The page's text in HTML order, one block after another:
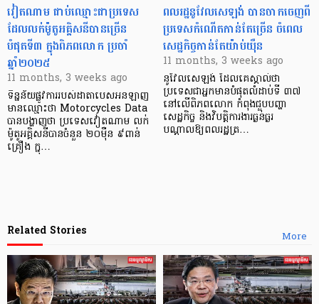
វៀតណាម ជាប់ឈ្មោះជាប្រទេស
ដែលលក់ម៉ូតូអគ្គិសនីបានច្រើន
បំផុតទី៣ ក្នុងពិភពលោក ប្រចាំ
ឆ្នាំ២០២៥
11 months, 3 weeks ago
ទិន្នន័យផ្លូវការរបស់ដាតាបេសអនឡាញ
មានឈ្មោះថា Motorcycles Data
បានបង្ហាញថា ប្រទេសវៀតណាម លក់
ម៉ូតូអគ្គិសនីបានចំនួន ២០ម៉ឺន ៩ពាន់
គ្រឿង ក្នុ…
ពលរដ្ឋនូវែលសេឡង់ បានចាកចេញពី
ប្រទេសកំណើតកាន់តែច្រើន ចំពេល
សេដ្ឋកិច្ចកាន់តែយ៉ាប់យ៉ឺន
11 months, 3 weeks ago
នូវែលសេឡង់ ដែលគេស្គាល់ថា
ប្រទេសជាអ្នកមានបំផុតលំដាប់ទី ៣៧
នៅលើពិភពលោក កំពុងជួបបញ្ហា
សេដ្ឋកិច្ច និងវិបត្តិការងារធ្ងន់ធ្ងរ
បណ្ដាលឱ្យពលរដ្ឋត្រ…
More
Related Stories